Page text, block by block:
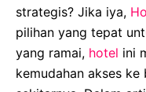
strategis? Jika iya,
pilihan yang tepat
yang ramai, hotel ini
kemudahan akses